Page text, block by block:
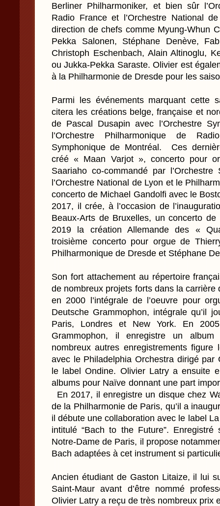
Berliner Philharmoniker, et bien sûr
Radio France et l’Orchestre National
direction de chefs comme Myung-Whun
Pekka Salonen, Stéphane Denève,
Christoph Eschenbach, Alain Altinoglu,
ou Jukka-Pekka Saraste. Olivier est
à la Philharmonie de Dresde pour les
Parmi les événements marquant cette
citera les créations belge, française et
de Pascal Dusapin avec l’Orchestre
l’Orchestre Philharmonique de
Symphonique de Montréal. Ces
créé « Maan Varjot », concerto pour
Saariaho co-commandé par
l’Orchestre National de Lyon et le
concerto de Michael Gandolfi avec le
2017, il crée, à l’occasion de
Beaux-Arts de Bruxelles, un concerto
2019 la création Allemande des «
troisième concerto pour orgue de
Philharmonique de Dresde et Stéphane
Son fort attachement au répertoire
de nombreux projets forts dans la carrière
en 2000 l’intégrale de l’oeuvre pour
Deutsche Grammophon, intégrale qu’il
Paris, Londres et New York. En
Grammophon, il enregistre un
nombreux autres enregistrements figure
avec le Philadelphia Orchestra dirigé par
le label Ondine. Olivier Latry a ensuite
albums pour Naïve donnant une part
En 2017, il enregistre un disque chez
de la Philharmonie de Paris, qu’il a
il débute une collaboration avec le label
intitulé “Bach to the Future”.
Notre-Dame de Paris, il propose
Bach adaptées à cet instrument si
Ancien étudiant de Gaston Litaize, il lui
Saint-Maur avant d’être nommé
Olivier Latry a reçu de très nombreux prix